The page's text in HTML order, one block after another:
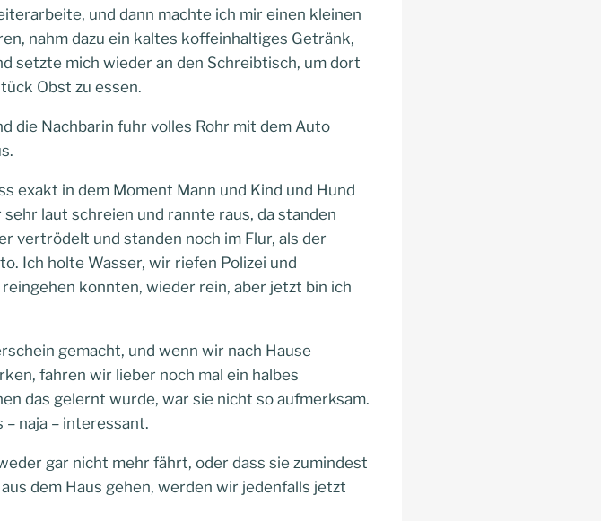
und dann machte ich mir einen kleinen
nahm dazu ein kaltes koffeinhaltiges Getränk,
setzte mich wieder an den Schreibtisch, um dort
Obst zu essen.
die Nachbarin fuhr volles Rohr mit dem Auto
exakt in dem Moment Mann und Kind und Hund
laut schreien und rannte raus, da standen
vertrödelt und standen noch im Flur, als der
Ich holte Wasser, wir riefen Polizei und
konnten, wieder rein, aber jetzt bin ich
gemacht, und wenn wir nach Hause
fahren wir lieber noch mal ein halbes
das gelernt wurde, war sie nicht so aufmerksam.
naja – interessant.
gar nicht mehr fährt, oder dass sie zumindest
dem Haus gehen, werden wir jedenfalls jetzt